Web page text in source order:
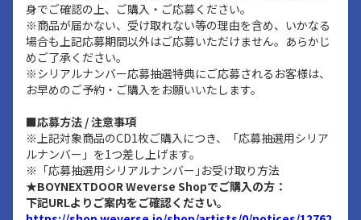
身でご確認の上、ご購入・ご応募ください。
※商品が届かない、受け取れない等の理由を含め、いかなる
場合も上記応募期間以外はご応募いただけません。あらかじ
めご了承ください。
※シリアルナンバー応募抽選特典にご応募されるお客様は、
お早めのご予約・ご購入をお願いいたします。
■応募方法 / 注意事項
※上記対象商品のCD1枚ご購入につき、「応募抽選用シリア
ルナンバー」を1つ差し上げます。
※「応募抽選用シリアルナンバー｣お受け取り方法
★BOYNEXTDOOR Weverse Shopでご購入の方：
下記URLよりご案内をご確認ください。